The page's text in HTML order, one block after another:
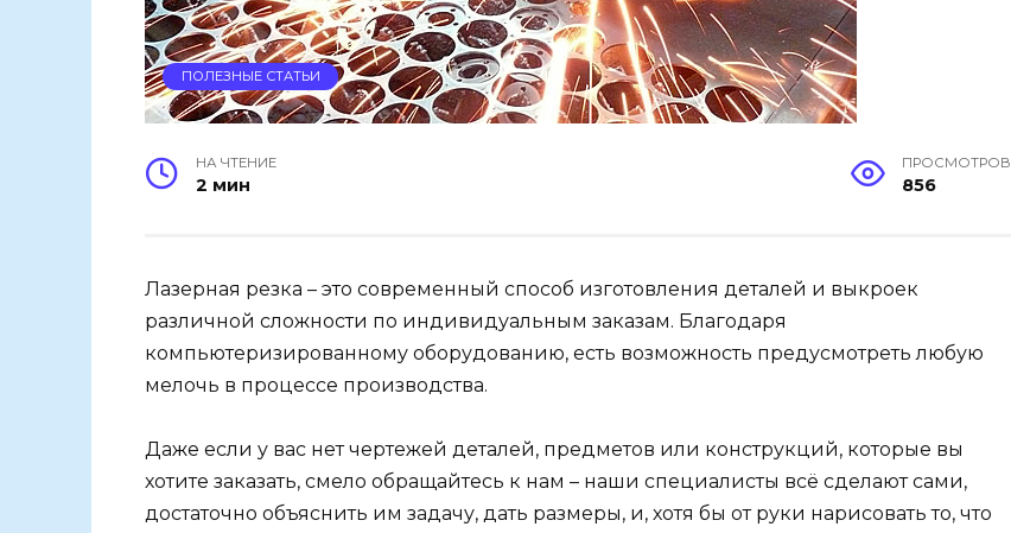
ПОЛЕЗНЫЕ СТАТЬИ
НА ЧТЕНИЕ
2 мин
ПРОСМОТРОВ
856
Лазерная резка – это современный способ изготовления деталей и выкроек
различной сложности по индивидуальным заказам. Благодаря
компьютеризированному оборудованию, есть возможность предусмотреть любую
мелочь в процессе производства.
Даже если у вас нет чертежей деталей, предметов или конструкций, которые вы
хотите заказать, смело обращайтесь к нам – наши специалисты всё сделают сами,
достаточно объяснить им задачу, дать размеры, и, хотя бы от руки нарисовать то, что